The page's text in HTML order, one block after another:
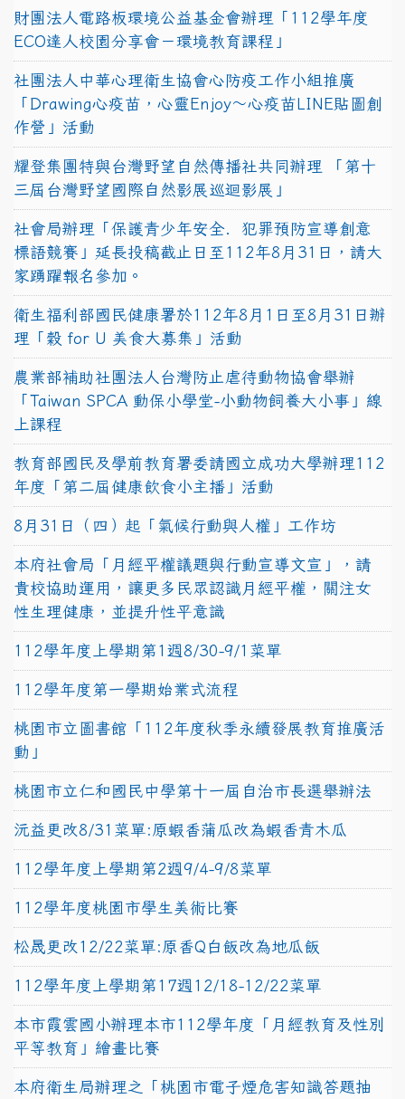
財團法人電路板環境公益基金會辦理「112學年度
ECO達人校園分享會－環境教育課程」
社團法人中華心理衛生協會心防疫工作小組推廣
「Drawing心疫苗，心靈Enjoy〜心疫苗LINE貼圖創
作營」活動
耀登集團特與台灣野望自然傳播社共同辦理 「第十
三屆台灣野望國際自然影展巡迴影展」
社會局辦理「保護青少年安全．犯罪預防宣導創意
標語競賽」延長投稿截止日至112年8月31日，請大
家踴躍報名參加。
衛生福利部國民健康署於112年8月1日至8月31日辦
理「穀 for U 美食大募集」活動
農業部補助社團法人台灣防止虐待動物協會舉辦
「Taiwan SPCA 動保小學堂-小動物飼養大小事」線
上課程
教育部國民及學前教育署委請國立成功大學辦理112
年度「第二屆健康飲食小主播」活動
8月31日（四）起「氣候行動與人權」工作坊
本府社會局「月經平權議題與行動宣導文宣」，請
貴校協助運用，讓更多民眾認識月經平權，關注女
性生理健康，並提升性平意識
112學年度上學期第1週8/30-9/1菜單
112學年度第一學期始業式流程
桃園市立圖書館「112年度秋季永續發展教育推廣活
動」
桃園市立仁和國民中學第十一屆自治市長選舉辦法
沅益更改8/31菜單:原蝦香蒲瓜改為蝦香青木瓜
112學年度上學期第2週9/4-9/8菜單
112學年度桃園市學生美術比賽
松晟更改12/22菜單:原香Q白飯改為地瓜飯
112學年度上學期第17週12/18-12/22菜單
本市霞雲國小辦理本市112學年度「月經教育及性別
平等教育」繪畫比賽
本府衛生局辦理之「桃園市電子煙危害知識答題抽